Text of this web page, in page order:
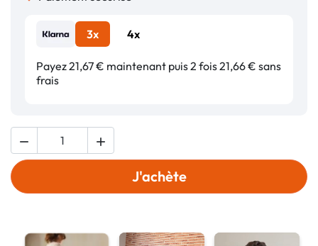
3x 4x
Payez 21,67 € maintenant puis 2 fois 21,66 € sans
frais
 
J'achète